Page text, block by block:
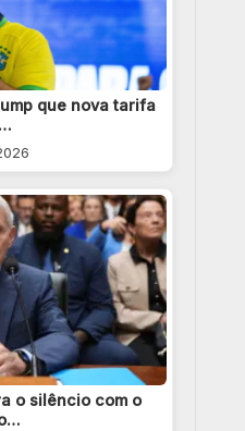
que nova tarifa
o silêncio com o